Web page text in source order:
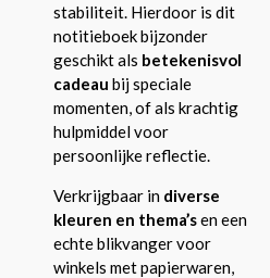
stabiliteit. Hierdoor is dit
notitieboek bijzonder
geschikt als betekenisvol
cadeau bij speciale
momenten, of als krachtig
hulpmiddel voor
persoonlijke reflectie.
Verkrijgbaar in diverse
kleuren en thema’sen een
echte blikvanger voor
winkels met papierwaren,